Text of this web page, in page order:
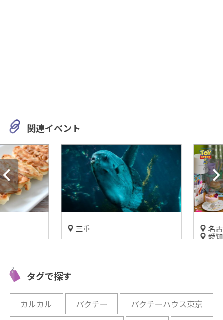
関連イベント
通公園
三重
開催中
名古
愛知
タグで探す
カルカル パクチー
パクチーハウス東京